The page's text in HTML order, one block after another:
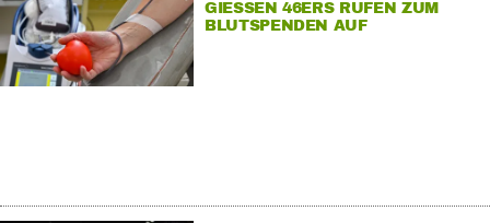
GIESSEN 46ERS RUFEN ZUM
BLUTSPENDEN AUF